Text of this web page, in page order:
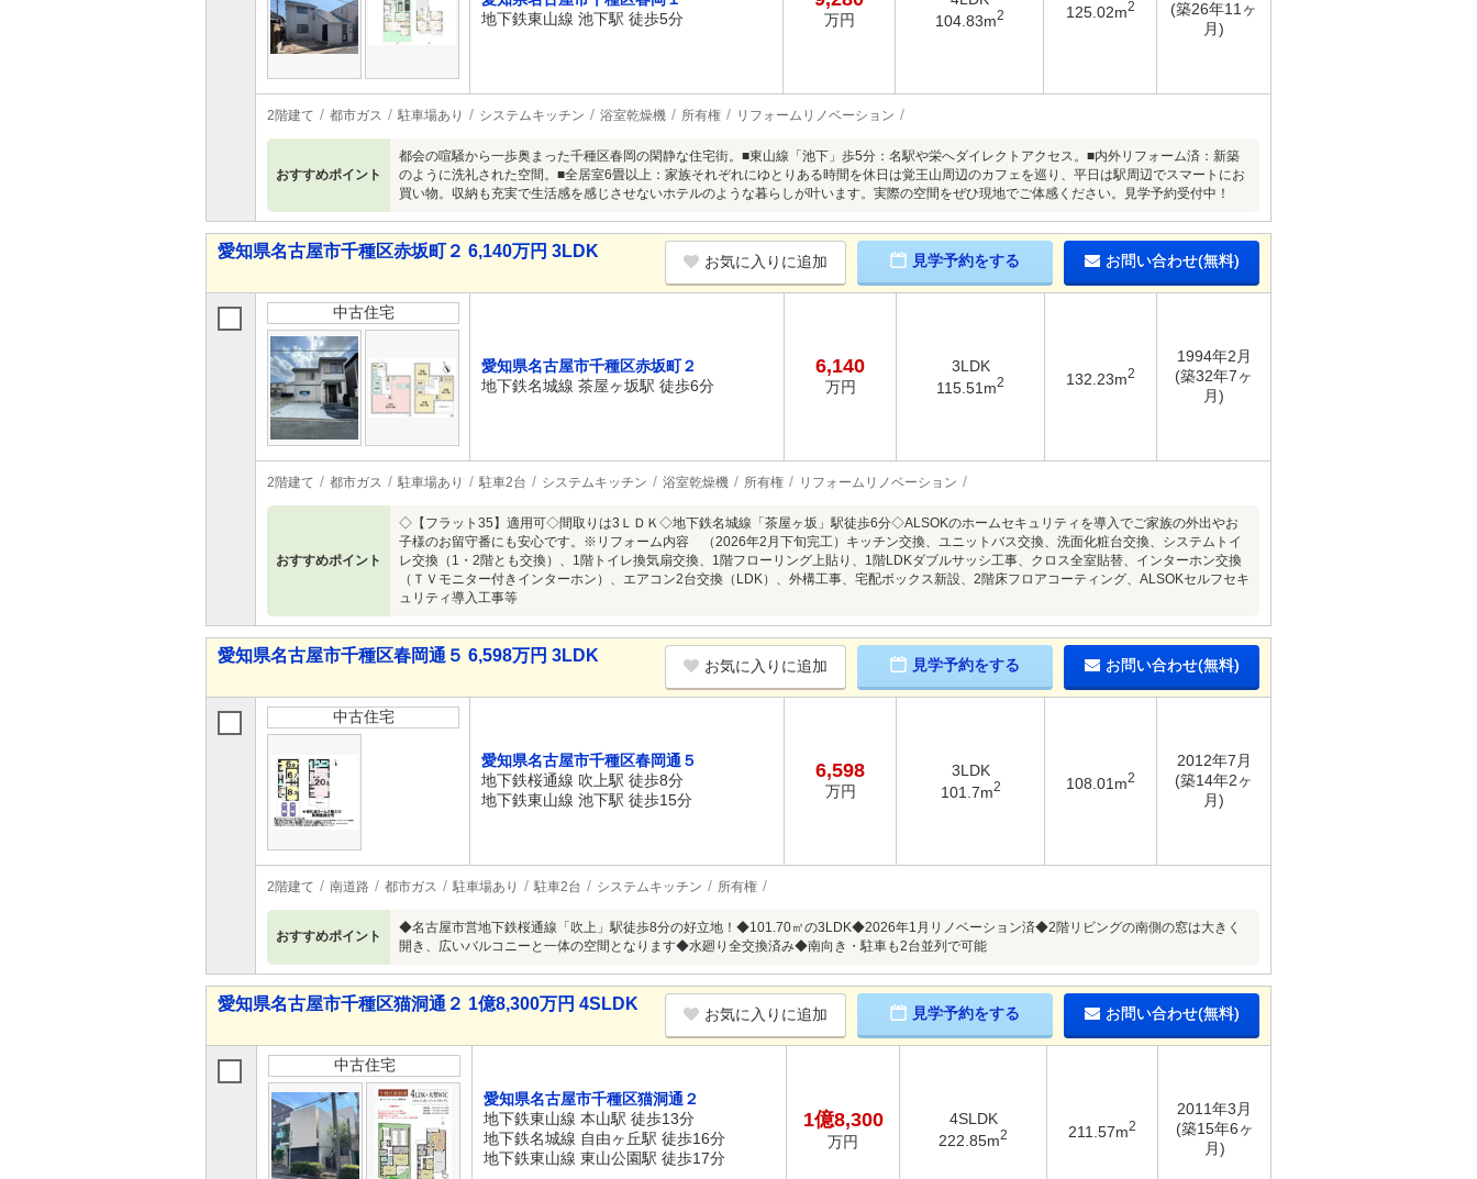
地下鉄東山線 池下駅 徒歩5分
万円
104.83m2 125.02m2
(築26年11ヶ
月)
2階建て 都市ガス 駐車場あり システムキッチン 浴室乾燥機 所有権 リフォームリノベーション
おすすめポイント
都会の喧騒から一歩奥まった千種区春岡の閑静な住宅街。■東山線「池下」歩5分：名駅や栄へダイレクトアクセス。■内外リフォーム済：新築
のように洗礼された空間。■全居室6畳以上：家族それぞれにゆとりある時間を休日は覚王山周辺のカフェを巡り、平日は駅周辺でスマートにお
買い物。収納も充実で生活感を感じさせないホテルのような暮らしが叶います。実際の空間をぜひ現地でご体感ください。見学予約受付中！
愛知県名古屋市千種区赤坂町２ 6,140万円 3LDK
お気に入りに追加 見学予約をする お問い合わせ(無料)
中古住宅
愛知県名古屋市千種区赤坂町２
地下鉄名城線 茶屋ヶ坂駅 徒歩6分
6,140
万円
3LDK
115.51m2 132.23m2
1994年2月
(築32年7ヶ
月)
2階建て 都市ガス 駐車場あり 駐車2台 システムキッチン 浴室乾燥機 所有権 リフォームリノベーション
おすすめポイント
◇【フラット35】適用可◇間取りは3ＬＤＫ◇地下鉄名城線「茶屋ヶ坂」駅徒歩6分◇ALSOKのホームセキュリティを導入でご家族の外出やお
子様のお留守番にも安心です。※リフォーム内容 （2026年2月下旬完工）キッチン交換、ユニットバス交換、洗面化粧台交換、システムトイ
レ交換（1・2階とも交換）、1階トイレ換気扇交換、1階フローリング上貼り、1階LDKダブルサッシ工事、クロス全室貼替、インターホン交換
（ＴＶモニター付きインターホン）、エアコン2台交換（LDK）、外構工事、宅配ボックス新設、2階床フロアコーティング、ALSOKセルフセキ
ュリティ導入工事等
愛知県名古屋市千種区春岡通５ 6,598万円 3LDK
お気に入りに追加 見学予約をする お問い合わせ(無料)
中古住宅
愛知県名古屋市千種区春岡通５
地下鉄桜通線 吹上駅 徒歩8分
地下鉄東山線 池下駅 徒歩15分
6,598
万円
3LDK
101.7m2 108.01m2
2012年7月
(築14年2ヶ
月)
2階建て 南道路 都市ガス 駐車場あり 駐車2台 システムキッチン 所有権
おすすめポイント
◆名古屋市営地下鉄桜通線「吹上」駅徒歩8分の好立地！◆101.70㎡の3LDK◆2026年1月リノベーション済◆2階リビングの南側の窓は大きく
開き、広いバルコニーと一体の空間となります◆水廻り全交換済み◆南向き・駐車も2台並列で可能
愛知県名古屋市千種区猫洞通２ 1億8,300万円 4SLDK
お気に入りに追加 見学予約をする お問い合わせ(無料)
中古住宅
愛知県名古屋市千種区猫洞通２
地下鉄東山線 本山駅 徒歩13分
地下鉄名城線 自由ヶ丘駅 徒歩16分
地下鉄東山線 東山公園駅 徒歩17分
1億8,300
万円
4SLDK
222.85m2 211.57m2
2011年3月
(築15年6ヶ
月)